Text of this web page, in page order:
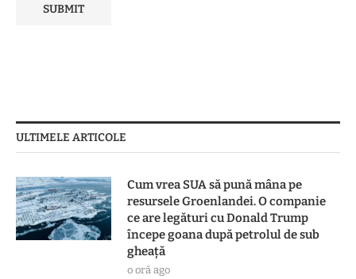
ULTIMELE ARTICOLE
Cum vrea SUA să pună mâna pe
resursele Groenlandei. O companie
ce are legături cu Donald Trump
începe goana după petrolul de sub
gheață
o oră ago